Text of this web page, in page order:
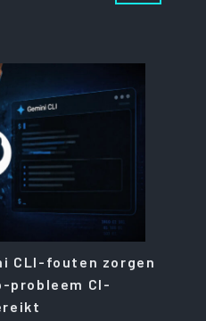
CLI-fouten zorgen
probleem CI-